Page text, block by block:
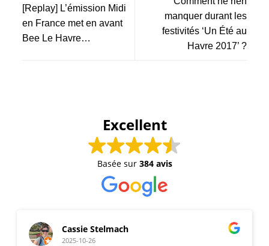
[Replay] L’émission Midi
en France met en avant
Bee Le Havre…
manquer durant les
festivités ‘Un Été au
Havre 2017’ ?
Excellent
Basée sur 384 avis
Cassie Stelmach
2025-10-26